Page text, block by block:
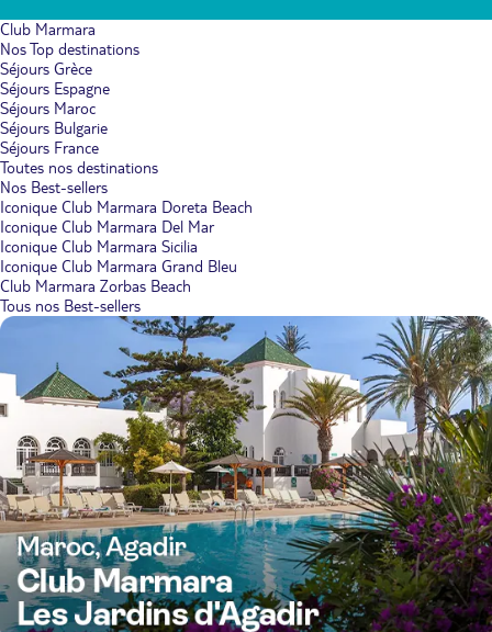
Club Marmara
Nos Top destinations
Séjours Grèce
Séjours Espagne
Séjours Maroc
Séjours Bulgarie
Séjours France
Toutes nos destinations
Nos Best-sellers
Iconique Club Marmara Doreta Beach
Iconique Club Marmara Del Mar
Iconique Club Marmara Sicilia
Iconique Club Marmara Grand Bleu
Club Marmara Zorbas Beach
Tous nos Best-sellers